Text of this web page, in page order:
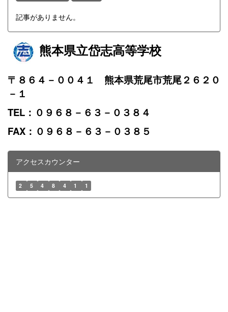
記事がありません。
熊本県立岱志高等学校
〒８６４－００４１ 熊本県荒尾市荒尾２６２０
－１
TEL：０９６８－６３－０３８４
FAX：０９６８－６３－０３８５
アクセスカウンター
2 5 4 8 4 1 1